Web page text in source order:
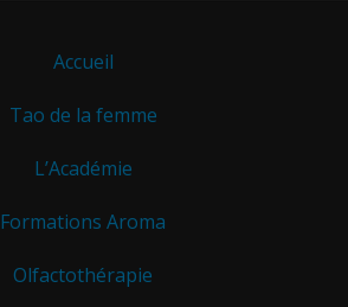
Accueil
Tao de la femme
L’Académie
Formations Aroma
Olfactothérapie